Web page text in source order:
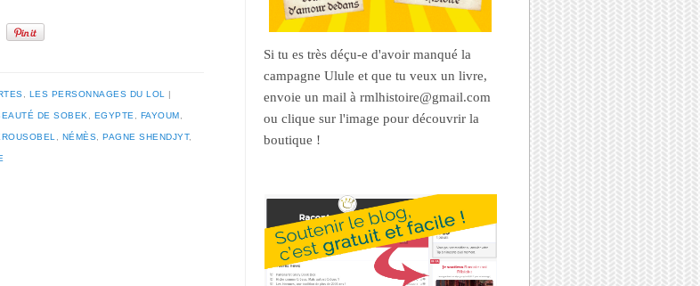
LES PERSONNAGES DU LOL
DE SOBEK EGYPTE FAYOUM
NÉMÈS PAGNE SHENDJYT,
Si tu es très déçu-e d'avoir manqué la
campagne Ulule et que tu veux un livre,
envoie un mail à rmlhistoire@gmail.com
ou clique sur l'image pour découvrir la
boutique !